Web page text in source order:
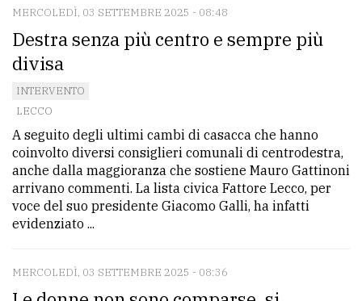
MERCOLEDÌ, 03 SETTEMBRE 2025 - 08:48
Destra senza più centro e sempre più
divisa
INTERVENTO
LECCO
A seguito degli ultimi cambi di casacca che hanno
coinvolto diversi consiglieri comunali di centrodestra,
anche dalla maggioranza che sostiene Mauro Gattinoni
arrivano commenti. La lista civica Fattore Lecco, per
voce del suo presidente Giacomo Galli, ha infatti
evidenziato ...
MERCOLEDÌ, 03 SETTEMBRE 2025 - 08:36